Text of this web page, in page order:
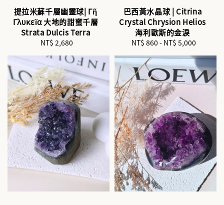
提拉米蘇千層幽靈球| Γῆ
Γλυκεῖα 大地的甜蜜千層
Strata Dulcis Terra
Regular
price
NT$ 2,680
巴西黃水晶球 | Citrina
Crystal Chrysion Helios
海利歐斯的金淚
Regular
price
NT$ 860 - NT$ 5,000